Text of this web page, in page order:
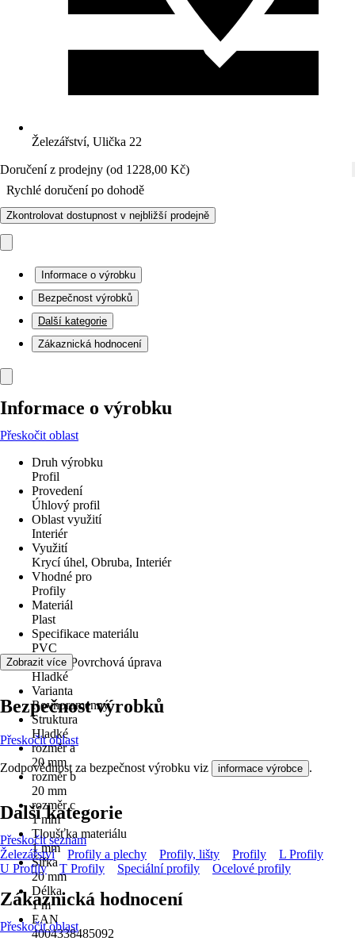
Železářství, Ulička 22
Doručení z prodejny (od 1228,00 Kč)
Rychlé doručení po dohodě
Zkontrolovat dostupnost v nejbližší prodejně
Informace o výrobku
Bezpečnost výrobků
Další kategorie
Zákaznická hodnocení
Informace o výrobku
Přeskočit oblast
Druh výrobku
Profil
Provedení
Úhlový profil
Oblast využití
Interiér
Využití
Krycí úhel, Obruba, Interiér
Vhodné pro
Profily
Materiál
Plast
Specifikace materiálu
PVC
Povrch/Povrchová úprava
Hladké
Varianta
Rovnoramenný
Struktura
Hladké
rozměr a
20 mm
rozměr b
20 mm
rozměr c
1 mm
Tloušťka materiálu
1 mm
Šířka
20 mm
Délka
1 m
EAN
4004338485092
Zobrazit více
Bezpečnost výrobků
Přeskočit oblast
Zodpovědnost za bezpečnost výrobku viz informace výrobce .
Další kategorie
Přeskočit seznam
Železářství
Profily a plechy Profily, lišty Profily
L Profily
U Profily
T Profily Speciální profily Ocelové profily
Zákaznická hodnocení
Přeskočit oblast